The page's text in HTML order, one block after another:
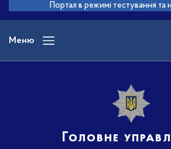
основного
вмісту
Портал в режимі тестування та
Меню
Головне